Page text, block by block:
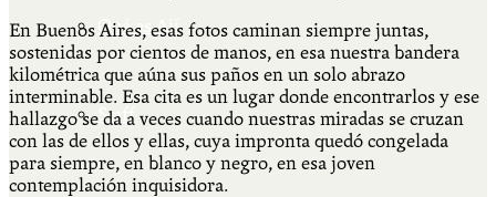
Qué es Ají
Staff
En Buenos Aires, esas fotos caminan siempre juntas,
sostenidas por cientos de manos, en esa nuestra bandera
kilométrica que aúna sus paños en un solo abrazo
interminable. Esa cita es un lugar donde encontrarlos y ese
hallazgo se da a veces cuando nuestras miradas se cruzan
con las de ellos y ellas, cuya impronta quedó congelada
para siempre, en blanco y negro, en esa joven
contemplación inquisidora.